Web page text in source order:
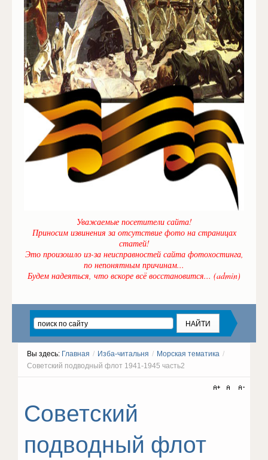
Уважаемые посетители сайта!
Приносим извинения за отсутствие фото на страницах
статей!
Это произошло из-за неисправностей сайта фотохостинга,
по непонятным причинам...
Будем надеяться, что вскоре всё восстановится... (admin)
Вы здесь: Главная / Изба-читальня / Морская тематика /
Советский подводный флот 1941-1945 часть2
Советский
подводный флот